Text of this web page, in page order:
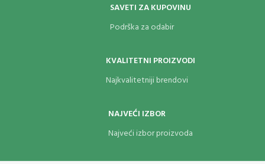
SAVETI ZA KUPOVINU
Podrška za odabir
KVALITETNI PROIZVODI
Najkvalitetniji brendovi
NAJVEĆI IZBOR
Najveći izbor proizvoda